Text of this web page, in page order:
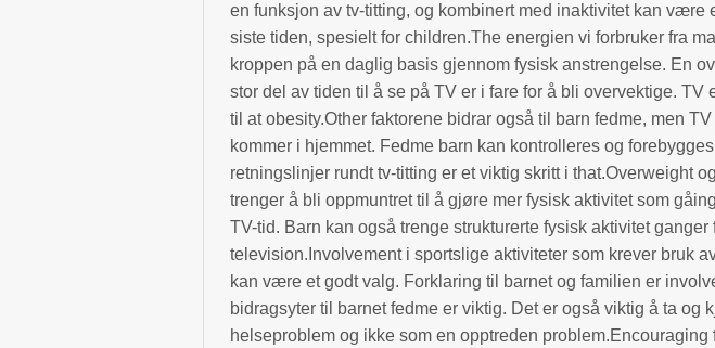
en funksjon av tv-titting, og kombinert med inaktivitet kan være
siste tiden, spesielt for children.The energien vi forbruker fra
kroppen på en daglig basis gjennom fysisk anstrengelse. En
stor del av tiden til å se på TV er i fare for å bli overvektige. TV
til at obesity.Other faktorene bidrar også til barn fedme, men
kommer i hjemmet. Fedme barn kan kontrolleres og
retningslinjer rundt tv-titting er et viktig skritt i that.Overweight
trenger å bli oppmuntret til å gjøre mer fysisk aktivitet som
TV-tid. Barn kan også trenge strukturerte fysisk aktivitet ganger
television.Involvement i sportslige aktiviteter som krever bruk
kan være et godt valg. Forklaring til barnet og familien er
bidragsyter til barnet fedme er viktig. Det er også viktig å ta og
helseproblem og ikke som en opptreden